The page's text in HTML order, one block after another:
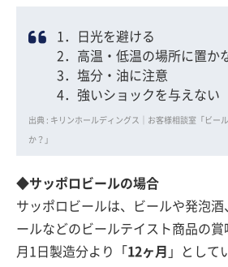
1．日光を避ける
2．高温・低温の場所に置か
3．塩分・油に注意
4．強いショックを与えない
出典 : キリンホールディングス｜お客様相談室「ビー
か？」
◆サッポロビールの場合
サッポロビールは、ビールや発泡
ールなどのビールテイスト商品の
月1日製造分より「 12ヶ月 」として